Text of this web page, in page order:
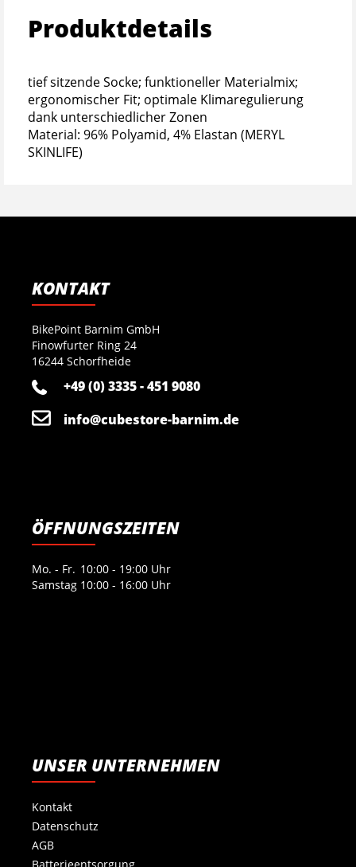
Produktdetails
tief sitzende Socke; funktioneller Materialmix;
ergonomischer Fit; optimale Klimaregulierung
dank unterschiedlicher Zonen
Material: 96% Polyamid, 4% Elastan (MERYL
SKINLIFE)
KONTAKT
BikePoint Barnim GmbH
Finowfurter Ring 24
16244 Schorfheide
+49 (0) 3335 - 451 9080
info@cubestore-barnim.de
ÖFFNUNGSZEITEN
Mo. - Fr. 10:00 - 19:00 Uhr
Samstag 10:00 - 16:00 Uhr
UNSER UNTERNEHMEN
Kontakt
Datenschutz
AGB
Batterieentsorgung